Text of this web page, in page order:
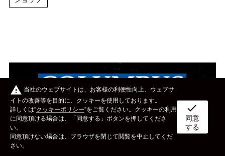
ボディタイプ メーカー カスタム&メンテナンス
warning 当社のウェブサイトは、お客様の利便性向上、ウェブサ
イトの改善等を目的に、クッキーを使用しております。
詳しくは”クッキーポリシー”をご覧ください。クッキーの利用
に同意頂ける場合は、「同意する」ボタンを押してくださ
い。
同意頂けない場合は、ブラウザを閉じて閲覧を中止してくだ
さい。
check
同意
する